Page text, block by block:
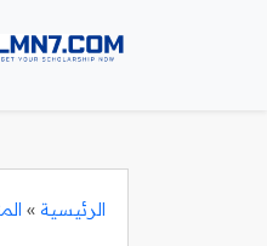
الرئيسية »